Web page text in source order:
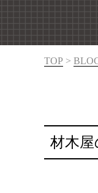
TOP >
材木